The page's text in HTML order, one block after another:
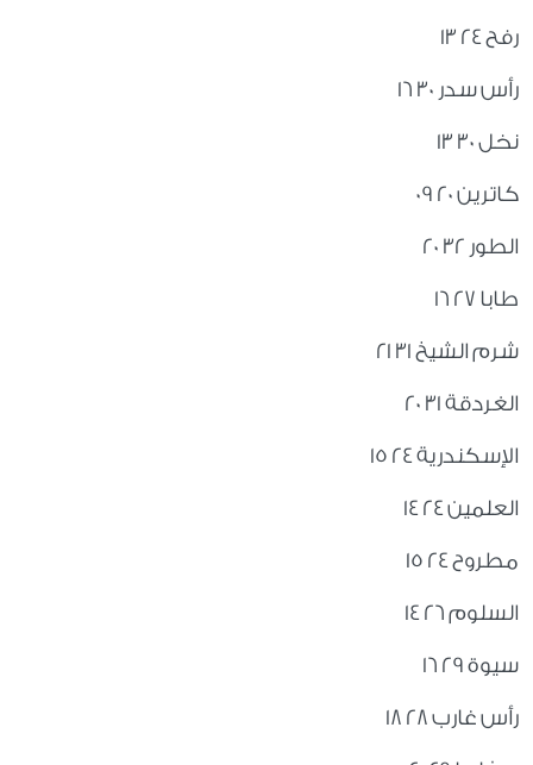
رفح 24 13
رأس سدر 30 16
نخل 30 13
كاترين 20 09
الطور 32 20
طابا 27 16
شرم الشيخ 31 21
الغردقة 31 20
الإسكندرية 24 15
العلمين 24 14
مطروح 24 15
السلوم 26 14
سيوة 29 16
رأس غارب 28 18